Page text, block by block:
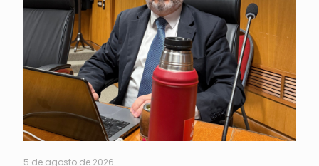
5 de agosto de 2026